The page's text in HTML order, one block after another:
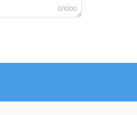
0/1000